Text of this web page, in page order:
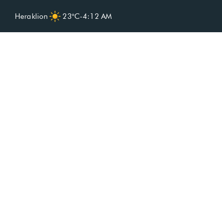
Heraklion 23°C-4:12 AM